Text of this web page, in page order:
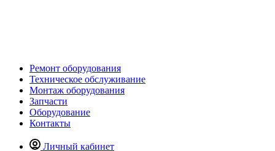
Ремонт оборудования
Техническое обслуживание
Монтаж оборудования
Запчасти
Оборудование
Контакты
Личный кабинет